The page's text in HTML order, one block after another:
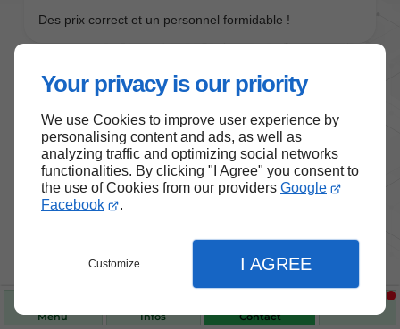
Your privacy is our priority
We use Cookies to improve user experience by
personalising content and ads, as well as
analyzing traffic and optimizing social networks
functionalities. By clicking "I Agree" you consent to
the use of Cookies from our providers Google
Facebook
.
Customize I AGREE
Menu Infos Contact
Nos produits de santé et de